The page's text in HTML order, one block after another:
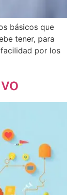
básicos que
tener, para
por los